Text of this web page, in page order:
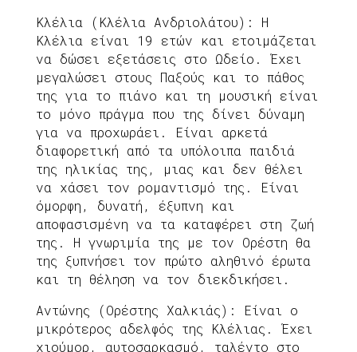
Κλέλια (Κλέλια Ανδριολάτου): Η
Κλέλια είναι 19 ετών και ετοιμάζεται
να δώσει εξετάσεις στο Ωδείο. Έχει
μεγαλώσει στους Παξούς και το πάθος
της για το πιάνο και τη μουσική είναι
το μόνο πράγμα που της δίνει δύναμη
για να προχωράει. Είναι αρκετά
διαφορετική από τα υπόλοιπα παιδιά
της ηλικίας της, μιας και δεν θέλει
να χάσει τον ρομαντισμό της. Είναι
όμορφη, δυνατή, έξυπνη και
αποφασισμένη να τα καταφέρει στη ζωή
της. Η γνωριμία της με τον Ορέστη θα
της ξυπνήσει τον πρώτο αληθινό έρωτα
και τη θέληση να τον διεκδικήσει.
Αντώνης (Ορέστης Χαλκιάς): Είναι ο
μικρότερος αδελφός της Κλέλιας. Έχει
χιούμορ, αυτοσαρκασμό, ταλέντο στο